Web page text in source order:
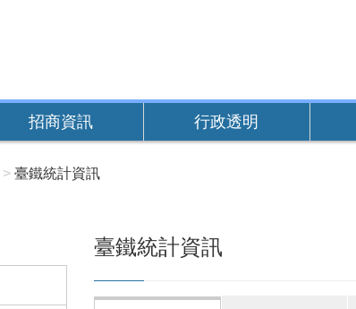
招商資訊 行政透明
臺鐵統計資訊
臺鐵統計資訊